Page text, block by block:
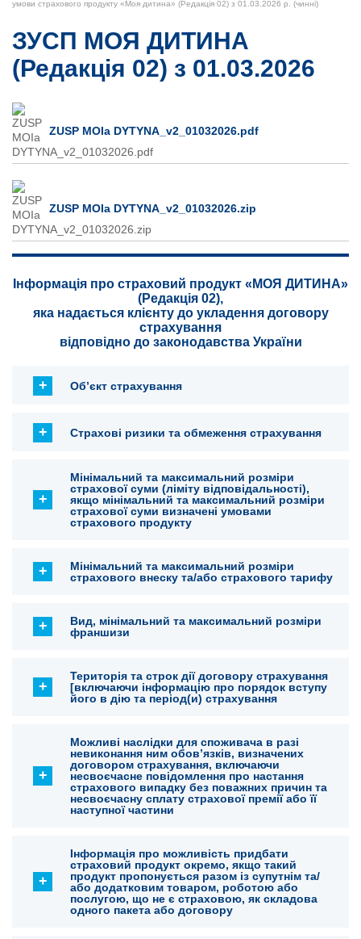
умови страхового продукту «Моя дитина» (Редакція 02) з 01.03.2026 р. (чинні)
ЗУСП МОЯ ДИТИНА
(Редакція 02) з 01.03.2026
ZUSP MOIa DYTYNA_v2_01032026.pdf
ZUSP MOIa DYTYNA_v2_01032026.zip
Інформація про страховий продукт «МОЯ ДИТИНА»
(Редакція 02),
яка надається клієнту до укладення договору
страхування
відповідно до законодавства України
Об’єкт страхування
Страхові ризики та обмеження страхування
Мінімальний та максимальний розміри
страхової суми (ліміту відповідальності),
якщо мінімальний та максимальний розміри
страхової суми визначені умовами
страхового продукту
Мінімальний та максимальний розміри
страхового внеску та/або страхового тарифу
Вид, мінімальний та максимальний розміри
франшизи
Територія та строк дії договору страхування
[включаючи інформацію про порядок вступу
його в дію та період(и) страхування
Можливі наслідки для споживача в разі
невиконання ним обов’язків, визначених
договором страхування, включаючи
несвоєчасне повідомлення про настання
страхового випадку без поважних причин та
несвоєчасну сплату страхової премії або її
наступної частини
Інформація про можливість придбати
страховий продукт окремо, якщо такий
продукт пропонується разом із супутнім та/
або додатковим товаром, роботою або
послугою, що не є страховою, як складова
одного пакета або договору